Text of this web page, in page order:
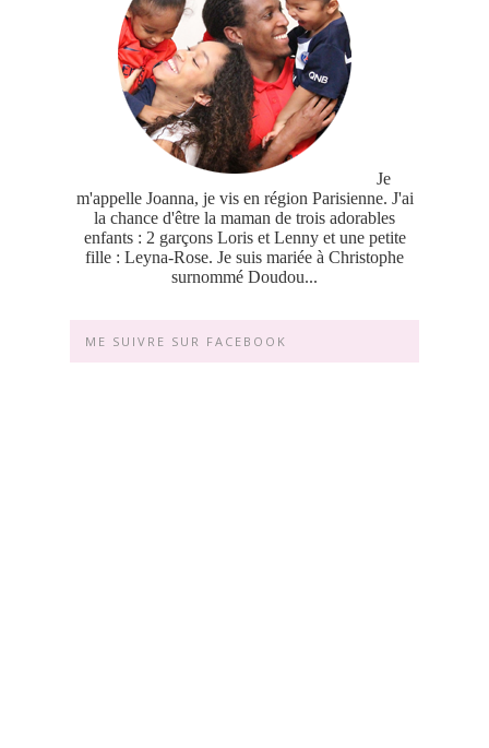
Je
m'appelle Joanna, je vis en région Parisienne. J'ai
la chance d'être la maman de trois adorables
enfants : 2 garçons Loris et Lenny et une petite
fille : Leyna-Rose. Je suis mariée à Christophe
surnommé Doudou...
ME SUIVRE SUR FACEBOOK